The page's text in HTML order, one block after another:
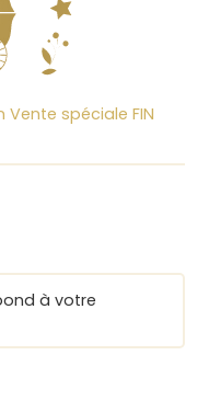
Vente spéciale FIN
à votre